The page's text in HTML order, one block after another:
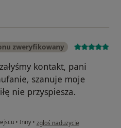
zweryfikowany
kontakt, pani
szanuje moje
nie przyspiesza.
• Inny • w opinii użytkownika Laura
zgłoś nadużycie